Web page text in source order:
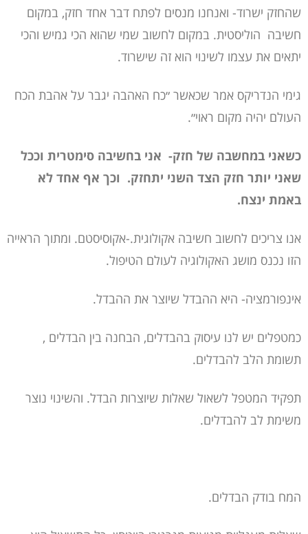
שהחזק ישרוד- ואנחנו מנסים לפתח דבר אחד חזק, במקום
חשיבה הוליסטית. במקום לחשוב שמי שהוא הכי גמיש והכי
יתאים את עצמו לשינוי הוא זה שישרוד.
גימי הנדריקס אמר שכאשר ״כח האהבה יגבר על אהבת הכח
העולם יהיה מקום ראוי״.
כשאני במחשבה של חזק- אני בחשיבה סימטרית וככל
שאני יותר חזק הצד השני יתחזק. וכך אף אחד לא
באמת ינצח.
אנו צריכים לחשוב חשיבה אקולוגית.-אקוסיסטם. ומתוך הראייה
הזו נכנס מושג האקולוגיה לעולם הטיפול.
אינפורמציה- היא ההבדל שיוצר את ההבדל.
כמטפלים יש לנו עיסוק בהבדלים, הבחנה בין הבדלים ,
תשומת הלב להבדלים.
תפקיד המטפל לשאול שאלות שיוצרות הבדל. והשינוי נוצר
משימת לב להבדלים.
המח בודק הבדלים.